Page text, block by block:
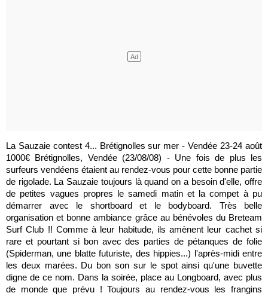
La Sauzaie contest 4... Brétignolles sur mer - Vendée 23-24 août
1000€ Brétignolles, Vendée (23/08/08) - Une fois de plus les
surfeurs vendéens étaient au rendez-vous pour cette bonne partie
de rigolade. La Sauzaie toujours là quand on a besoin d'elle, offre
de petites vagues propres le samedi matin et la compet à pu
démarrer avec le shortboard et le bodyboard. Très belle
organisation et bonne ambiance grâce au bénévoles du Breteam
Surf Club !! Comme à leur habitude, ils amènent leur cachet si
rare et pourtant si bon avec des parties de pétanques de folie
(Spiderman, une blatte futuriste, des hippies...) l'après-midi entre
les deux marées. Du bon son sur le spot ainsi qu'une buvette
digne de ce nom. Dans la soirée, place au Longboard, avec plus
de monde que prévu ! Toujours au rendez-vous les frangins